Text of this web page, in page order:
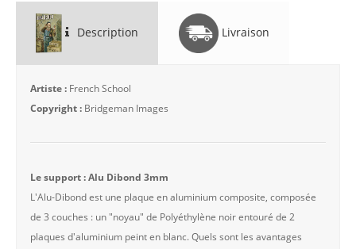
Description Livraison
Artiste : French School
Copyright : Bridgeman Images
Le support : Alu Dibond 3mm
L'Alu-Dibond est une plaque en aluminium composite, composée
de 3 couches : un "noyau" de Polyéthylène noir entouré de 2
plaques d'aluminium peint en blanc. Quels sont les avantages